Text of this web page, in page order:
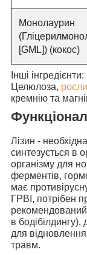
Монолаурин
[GML]) (кокос)
Інші інгредієнти:
Целюлоза,
кремнію та
Лізин -
синтезується в
організму для
ферментів,
має
ГРВІ, потрібен
в
для
травм.